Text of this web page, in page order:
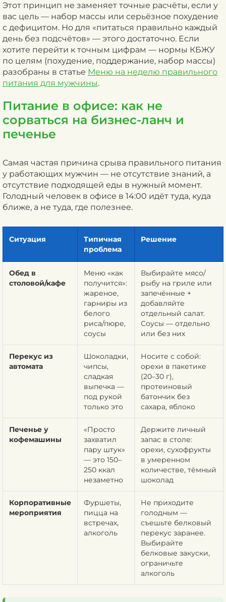
Этот принцип не заменяет точные расчёты, если у
вас цель — набор массы или серьёзное похудение
с дефицитом. Но для «питаться правильно каждый
день без подсчётов» — этого достаточно. Если
хотите перейти к точным цифрам — нормы КБЖУ
по целям (похудение, поддержание, набор массы)
разобраны в статье Меню на неделю правильного
питания для мужчины.
Питание в офисе: как не
сорваться на бизнес-ланч и
печенье
Самая частая причина срыва правильного питания
у работающих мужчин — не отсутствие знаний, а
отсутствие подходящей еды в нужный момент.
Голодный человек в офисе в 14:00 идёт туда, куда
ближе, а не туда, где полезнее.
Ситуация
Типичная
проблема
Решение
Обед в
столовой/кафе
Меню «как
получится»:
жареное,
гарниры из
белого
риса/пюре,
соусы
Выбирайте мясо/
рыбу на гриле или
запечённые +
добавляйте
отдельный салат.
Соусы — отдельно
или без них
Перекус из
автомата
Шоколадки,
чипсы,
сладкая
выпечка —
под рукой
только это
Носите с собой:
орехи в пакетике
(20–30 г),
протеиновый
батончик без
сахара, яблоко
Печенье у
кофемашины
«Просто
захватил
пару штук»
— это 150–
250 ккал
незаметно
Держите личный
запас в столе:
орехи, сухофрукты
в умеренном
количестве, тёмный
шоколад
Корпоративные
мероприятия
Фуршеты,
пицца на
встречах,
алкоголь
Не приходите
голодным —
съешьте белковый
перекус заранее.
Выбирайте
белковые закуски,
ограничьте
алкоголь